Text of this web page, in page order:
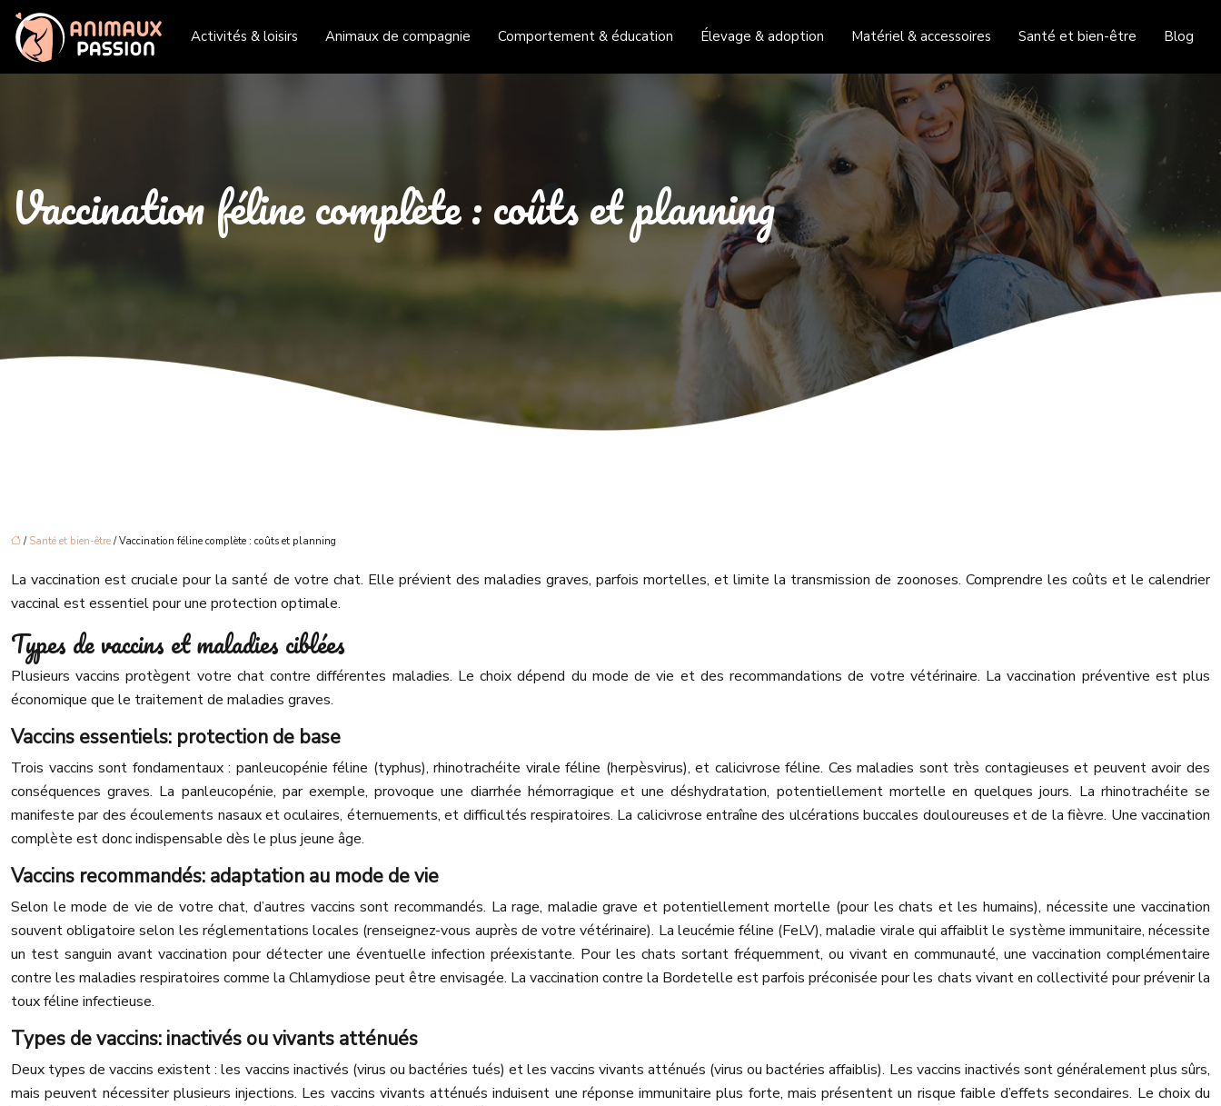
Activités & loisirs Animaux de compagnie Comportement & éducation Élevage & adoption Matériel & accessoires Santé et bien-être Blog
Vaccination féline complète : coûts et planning
/ Santé et bien-être / Vaccination féline complète : coûts et planning
La vaccination est cruciale pour la santé de votre chat. Elle prévient des maladies graves, parfois mortelles, et limite la transmission de zoonoses. Comprendre les coûts et le calendrier
vaccinal est essentiel pour une protection optimale.
Types de vaccins et maladies ciblées
Plusieurs vaccins protègent votre chat contre différentes maladies. Le choix dépend du mode de vie et des recommandations de votre vétérinaire. La vaccination préventive est plus
économique que le traitement de maladies graves.
Vaccins essentiels: protection de base
Trois vaccins sont fondamentaux : panleucopénie féline (typhus), rhinotrachéite virale féline (herpèsvirus), et calicivrose féline. Ces maladies sont très contagieuses et peuvent avoir des
conséquences graves. La panleucopénie, par exemple, provoque une diarrhée hémorragique et une déshydratation, potentiellement mortelle en quelques jours. La rhinotrachéite se
manifeste par des écoulements nasaux et oculaires, éternuements, et difficultés respiratoires. La calicivrose entraîne des ulcérations buccales douloureuses et de la fièvre. Une vaccination
complète est donc indispensable dès le plus jeune âge.
Vaccins recommandés: adaptation au mode de vie
Selon le mode de vie de votre chat, d’autres vaccins sont recommandés. La rage, maladie grave et potentiellement mortelle (pour les chats et les humains), nécessite une vaccination
souvent obligatoire selon les réglementations locales (renseignez-vous auprès de votre vétérinaire). La leucémie féline (FeLV), maladie virale qui affaiblit le système immunitaire, nécessite
un test sanguin avant vaccination pour détecter une éventuelle infection préexistante. Pour les chats sortant fréquemment, ou vivant en communauté, une vaccination complémentaire
contre les maladies respiratoires comme la Chlamydiose peut être envisagée. La vaccination contre la Bordetelle est parfois préconisée pour les chats vivant en collectivité pour prévenir la
toux féline infectieuse.
Types de vaccins: inactivés ou vivants atténués
Deux types de vaccins existent : les vaccins inactivés (virus ou bactéries tués) et les vaccins vivants atténués (virus ou bactéries affaiblis). Les vaccins inactivés sont généralement plus sûrs,
mais peuvent nécessiter plusieurs injections. Les vaccins vivants atténués induisent une réponse immunitaire plus forte, mais présentent un risque faible d’effets secondaires. Le choix du